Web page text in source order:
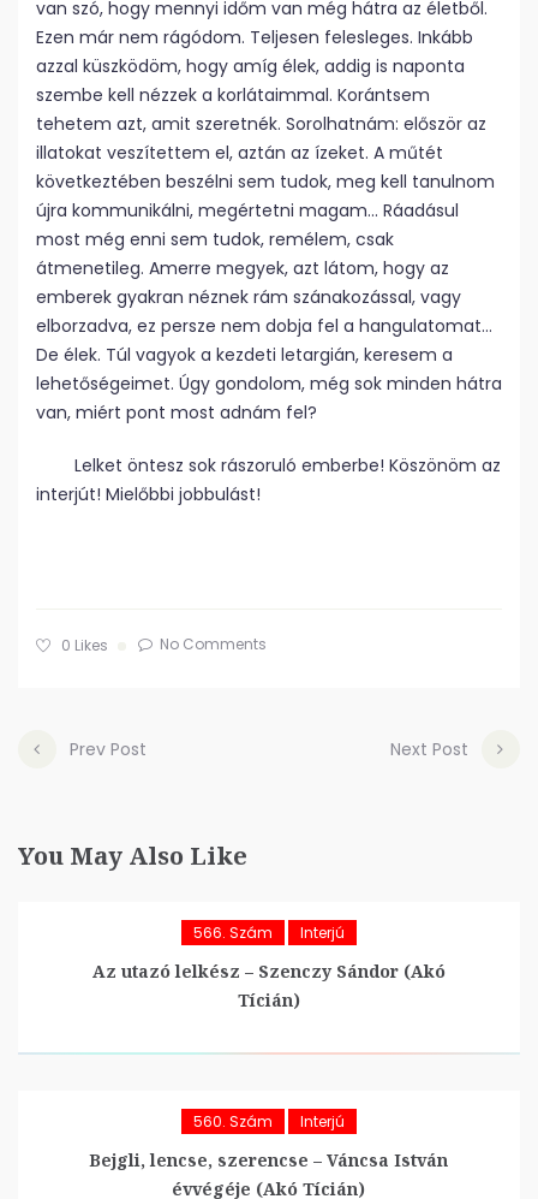
van szó, hogy mennyi időm van még hátra az életből.
Ezen már nem rágódom. Teljesen felesleges. Inkább
azzal küszködöm, hogy amíg élek, addig is naponta
szembe kell nézzek a korlátaimmal. Korántsem
tehetem azt, amit szeretnék. Sorolhatnám: először az
illatokat veszítettem el, aztán az ízeket. A műtét
következtében beszélni sem tudok, meg kell tanulnom
újra kommunikálni, megértetni magam… Ráadásul
most még enni sem tudok, remélem, csak
átmenetileg. Amerre megyek, azt látom, hogy az
emberek gyakran néznek rám szánakozással, vagy
elborzadva, ez persze nem dobja fel a hangulatomat…
De élek. Túl vagyok a kezdeti letargián, keresem a
lehetőségeimet. Úgy gondolom, még sok minden hátra
van, miért pont most adnám fel?
Lelket öntesz sok rászoruló emberbe! Köszönöm az
interjút! Mielőbbi jobbulást!
0 Likes No Comments
Prev Post Next Post
You May Also Like
566. Szám Interjú
Az utazó lelkész – Szenczy Sándor (Akó
Tícián)
560. Szám Interjú
Bejgli, lencse, szerencse – Váncsa István
évvégéje (Akó Tícián)